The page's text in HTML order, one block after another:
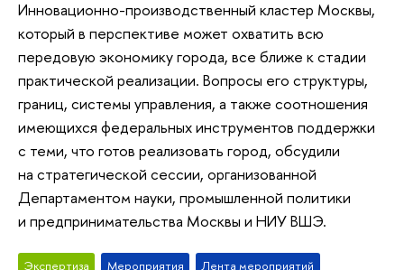
Инновационно-производственный кластер Москвы,
который в перспективе может охватить всю
передовую экономику города, все ближе к стадии
практической реализации. Вопросы его структуры,
границ, системы управления, а также соотношения
имеющихся федеральных инструментов поддержки
с теми, что готов реализовать город, обсудили
на стратегической сессии, организованной
Департаментом науки, промышленной политики
и предпринимательства Москвы и НИУ ВШЭ.
Экспертиза Мероприятия
Лента мероприятий